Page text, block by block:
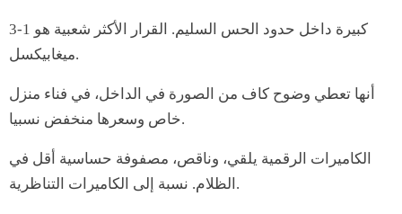
كبيرة داخل حدود الحس السليم. القرار الأكثر شعبية هو 1-3
ميغابيكسل.
أنها تعطي وضوح كاف من الصورة في الداخل، في فناء منزل
خاص وسعرها منخفض نسبيا.
الكاميرات الرقمية يلقي، وناقص، مصفوفة حساسية أقل في
الظلام. نسبة إلى الكاميرات التناظرية.